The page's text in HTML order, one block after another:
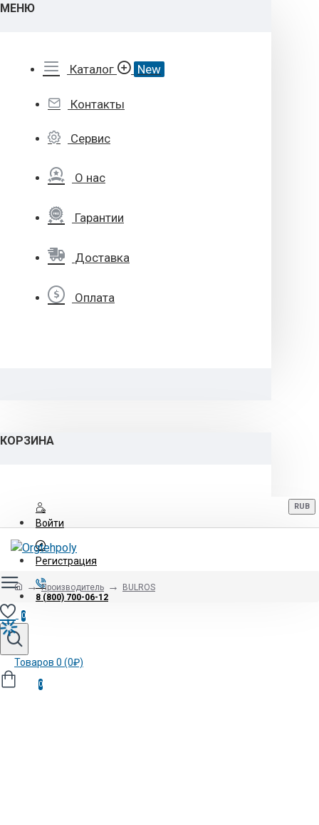
МЕНЮ
Каталог New
Контакты
Сервис
О нас
Гарантии
Доставка
Оплата
КОРЗИНА
Войти
Регистрация
8 (800) 700-06-12
RUB
0
Товаров 0 (0₽)
0
Производитель BULROS